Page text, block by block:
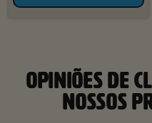
OPINIÕES DE
NOSSOS